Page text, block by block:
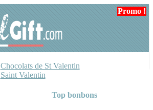
Chocolats de St Valentin
Saint Valentin
Top bonbons
Promo !